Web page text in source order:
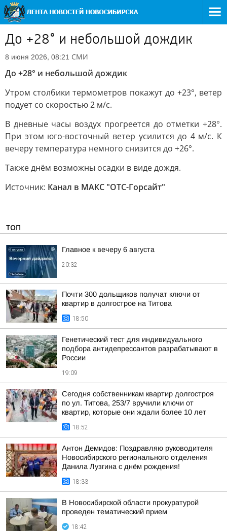
До +28° и небольшой дождик
8 июня 2026, 08:21 СМИ
До +28° и небольшой дождик
Утром столбики термометров покажут до +23°, ветер
подует со скоростью 2 м/с.
В дневные часы воздух прогреется до отметки +28°.
При этом юго-восточный ветер усилится до 4 м/с. К
вечеру температура немного снизится до +26°.
Также днём возможны осадки в виде дождя.
Источник: Канал в МАКС "ОТС-Горсайт"
ТОП
Главное к вечеру 6 августа
20:32
Почти 300 дольщиков получат ключи от
квартир в долгострое на Титова
18:50
Генетический тест для индивидуального
подбора антидепрессантов разрабатывают в
России
19:09
Сегодня собственникам квартир долгостроя
по ул. Титова, 253/7 вручили ключи от
квартир, которые они ждали более 10 лет
18:52
Антон Демидов: Поздравляю руководителя
Новосибирского регионального отделения
Данила Лузгина с днём рождения!
18:33
В Новосибирской области прокуратурой
проведен тематический прием
18:42